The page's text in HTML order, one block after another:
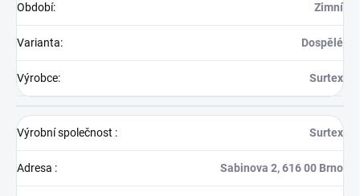
Období: Zimní
Varianta: Dospělé
Výrobce: Surtex
Výrobní společnost : Surtex
Adresa : Sabinova 2, 616 00 Brno